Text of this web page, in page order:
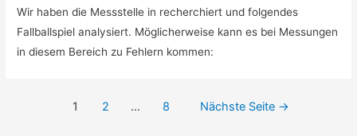
Wir haben die Messstelle in recherchiert und folgendes
Fallballspiel analysiert. Möglicherweise kann es bei Messungen
in diesem Bereich zu Fehlern kommen:
1 2 … 8 Nächste Seite →